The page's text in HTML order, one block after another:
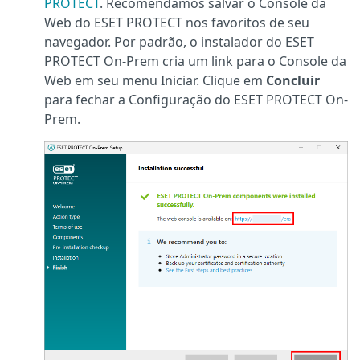
Web do ESET PROTECT nos favoritos de seu
navegador. Por padrão, o instalador do ESET
PROTECT On-Prem cria um link para o Console da
Web em seu menu Iniciar. Clique em Concluir
para fechar a Configuração do ESET PROTECT On-
Prem.